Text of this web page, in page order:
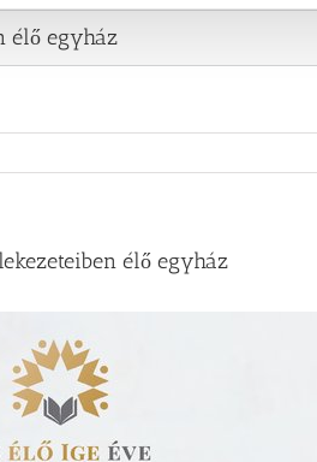
élő egyház
élő egyház